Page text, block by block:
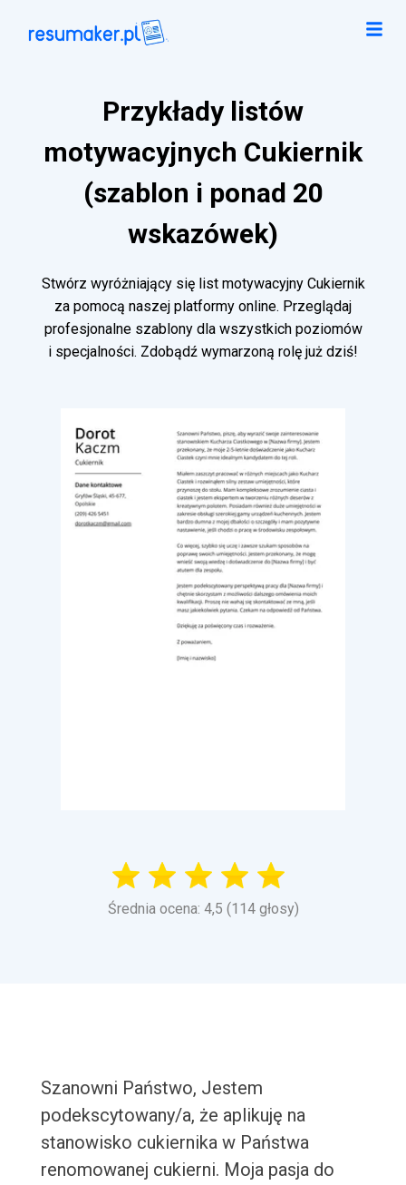
Przykłady listów
motywacyjnych Cukiernik
(szablon i ponad 20
wskazówek)
Stwórz wyróżniający się list motywacyjny Cukiernik
za pomocą naszej platformy online. Przeglądaj
profesjonalne szablony dla wszystkich poziomów
i specjalności. Zdobądź wymarzoną rolę już dziś!
Średnia ocena: 4,5 (114 głosy)
Szanowni Państwo, Jestem
podekscytowany/a, że aplikuję na
stanowisko cukiernika w Państwa
renomowanej cukierni. Moja pasja do